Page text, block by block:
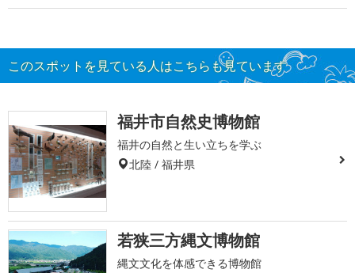
このスポットを見ている人はこちらも見ています
福井市自然史博物館
福井の自然と生い立ちを学ぶ
北陸 / 福井県
若狭三方縄文博物館
縄文文化を体感できる博物館